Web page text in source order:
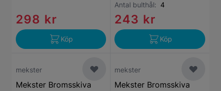
298 kr
Köp
Antal bulthål: 4
243 kr
Köp
mekster
Mekster Bromsskiva
mekster
Mekster Bromsskiva